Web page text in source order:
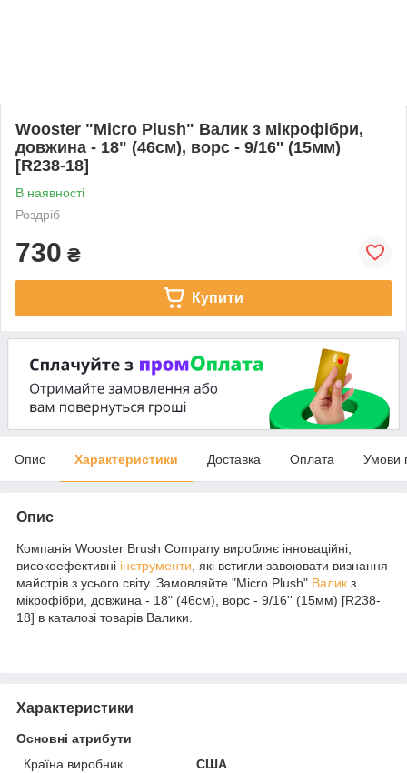
Wooster "Micro Plush" Валик з мікрофібри,
довжина - 18" (46см), ворс - 9/16'' (15мм)
[R238-18]
В наявності
Роздріб
730 ₴
Купити
Опис Характеристики Доставка Оплата Умови
Опис
Компанія Wooster Brush Company виробляє інноваційні,
високоефективні інструменти, які встигли завоювати визнання
майстрів з усього світу. Замовляйте "Micro Plush" Валик з
мікрофібри, довжина - 18" (46см), ворс - 9/16'' (15мм) [R238-
18] в каталозі товарів Валики.
Характеристики
Основні атрибути
Країна виробник
США